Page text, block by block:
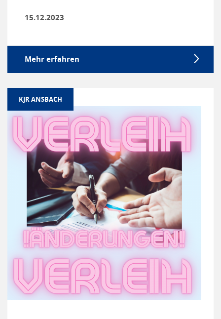
15.12.2023
Mehr erfahren
KJR ANSBACH